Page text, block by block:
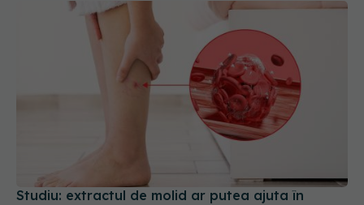
Studiu: extractul de molid ar putea ajuta în
prevenirea trombozei și cheagurilor de sânge
07 apr 2026, 10:21